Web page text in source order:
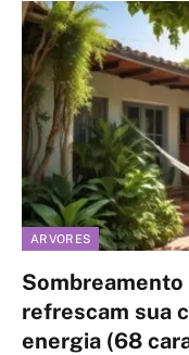
ARVORES
refrescam sua
energia (68